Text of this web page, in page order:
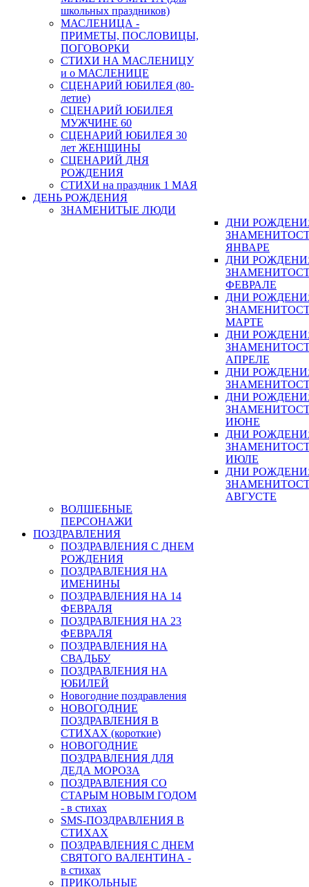
школьных праздников)
МАСЛЕНИЦА -
ПРИМЕТЫ, ПОСЛОВИЦЫ,
ПОГОВОРКИ
СТИХИ НА МАСЛЕНИЦУ
и о МАСЛЕНИЦЕ
СЦЕНАРИЙ ЮБИЛЕЯ (80-
летие)
СЦЕНАРИЙ ЮБИЛЕЯ
МУЖЧИНЕ 60
СЦЕНАРИЙ ЮБИЛЕЯ 30
лет ЖЕНЩИНЫ
СЦЕНАРИЙ ДНЯ
РОЖДЕНИЯ
СТИХИ на праздник 1 МАЯ
ДЕНЬ РОЖДЕНИЯ
ЗНАМЕНИТЫЕ ЛЮДИ
ДНИ
ЯНВАРЕ
ДНИ
ФЕВРАЛЕ
ДНИ
МАРТЕ
ДНИ
АПРЕЛЕ
ДНИ
ДНИ
ИЮНЕ
ДНИ
ИЮЛЕ
ДНИ
АВГУСТЕ
ВОЛШЕБНЫЕ
ПЕРСОНАЖИ
ПОЗДРАВЛЕНИЯ
ПОЗДРАВЛЕНИЯ С ДНЕМ
РОЖДЕНИЯ
ПОЗДРАВЛЕНИЯ НА
ИМЕНИНЫ
ПОЗДРАВЛЕНИЯ НА 14
ФЕВРАЛЯ
ПОЗДРАВЛЕНИЯ НА 23
ФЕВРАЛЯ
ПОЗДРАВЛЕНИЯ НА
СВАДЬБУ
ПОЗДРАВЛЕНИЯ НА
ЮБИЛЕЙ
Новогодние поздравления
НОВОГОДНИЕ
ПОЗДРАВЛЕНИЯ В
СТИХАХ (короткие)
НОВОГОДНИЕ
ПОЗДРАВЛЕНИЯ ДЛЯ
ДЕДА МОРОЗА
ПОЗДРАВЛЕНИЯ СО
СТАРЫМ НОВЫМ ГОДОМ
- в стихах
SMS-ПОЗДРАВЛЕНИЯ В
СТИХАХ
ПОЗДРАВЛЕНИЯ С ДНЕМ
СВЯТОГО ВАЛЕНТИНА -
в стихах
ПРИКОЛЬНЫЕ